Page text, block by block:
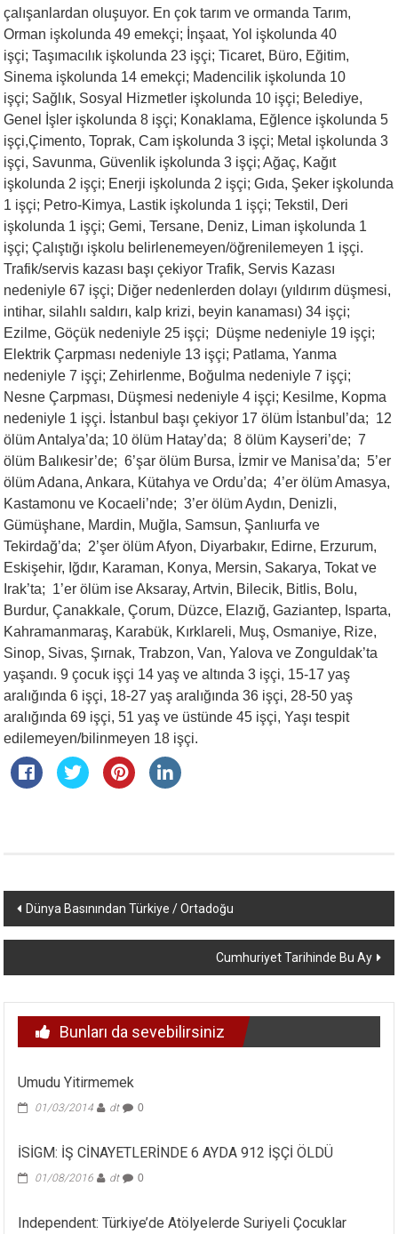
çalışanlardan oluşuyor. En çok tarım ve ormanda Tarım,
Orman işkolunda 49 emekçi; İnşaat, Yol işkolunda 40
işçi; Taşımacılık işkolunda 23 işçi; Ticaret, Büro, Eğitim,
Sinema işkolunda 14 emekçi; Madencilik işkolunda 10
işçi; Sağlık, Sosyal Hizmetler işkolunda 10 işçi; Belediye,
Genel İşler işkolunda 8 işçi; Konaklama, Eğlence işkolunda 5
işçi,Çimento, Toprak, Cam işkolunda 3 işçi; Metal işkolunda 3
işçi, Savunma, Güvenlik işkolunda 3 işçi; Ağaç, Kağıt
işkolunda 2 işçi; Enerji işkolunda 2 işçi; Gıda, Şeker işkolunda
1 işçi; Petro-Kimya, Lastik işkolunda 1 işçi; Tekstil, Deri
işkolunda 1 işçi; Gemi, Tersane, Deniz, Liman işkolunda 1
işçi; Çalıştığı işkolu belirlenemeyen/öğrenilemeyen 1 işçi.
Trafik/servis kazası başı çekiyor Trafik, Servis Kazası
nedeniyle 67 işçi; Diğer nedenlerden dolayı (yıldırım düşmesi,
intihar, silahlı saldırı, kalp krizi, beyin kanaması) 34 işçi;
Ezilme, Göçük nedeniyle 25 işçi; Düşme nedeniyle 19 işçi;
Elektrik Çarpması nedeniyle 13 işçi; Patlama, Yanma
nedeniyle 7 işçi; Zehirlenme, Boğulma nedeniyle 7 işçi;
Nesne Çarpması, Düşmesi nedeniyle 4 işçi; Kesilme, Kopma
nedeniyle 1 işçi. İstanbul başı çekiyor 17 ölüm İstanbul’da; 12
ölüm Antalya’da; 10 ölüm Hatay’da; 8 ölüm Kayseri’de; 7
ölüm Balıkesir’de; 6’şar ölüm Bursa, İzmir ve Manisa’da; 5’er
ölüm Adana, Ankara, Kütahya ve Ordu’da; 4’er ölüm Amasya,
Kastamonu ve Kocaeli’nde; 3’er ölüm Aydın, Denizli,
Gümüşhane, Mardin, Muğla, Samsun, Şanlıurfa ve
Tekirdağ’da; 2’şer ölüm Afyon, Diyarbakır, Edirne, Erzurum,
Eskişehir, Iğdır, Karaman, Konya, Mersin, Sakarya, Tokat ve
Irak’ta; 1’er ölüm ise Aksaray, Artvin, Bilecik, Bitlis, Bolu,
Burdur, Çanakkale, Çorum, Düzce, Elazığ, Gaziantep, Isparta,
Kahramanmaraş, Karabük, Kırklareli, Muş, Osmaniye, Rize,
Sinop, Sivas, Şırnak, Trabzon, Van, Yalova ve Zonguldak’ta
yaşandı. 9 çocuk işçi 14 yaş ve altında 3 işçi, 15-17 yaş
aralığında 6 işçi, 18-27 yaş aralığında 36 işçi, 28-50 yaş
aralığında 69 işçi, 51 yaş ve üstünde 45 işçi, Yaşı tespit
edilemeyen/bilinmeyen 18 işçi.
Yazı
dolaşımı
Dünya Basınından Türkiye / Ortadoğu
Cumhuriyet Tarihinde Bu Ay
Bunları da sevebilirsiniz
Umudu Yitirmemek
01/03/2014 dt 0
İSİGM: İŞ CİNAYETLERİNDE 6 AYDA 912 İŞÇİ ÖLDÜ
01/08/2016 dt 0
Independent: Türkiye’de Atölyelerde Suriyeli Çocuklar